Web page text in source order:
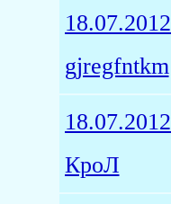
18.07.2012
gjregfntkm
18.07.2012
КроЛ